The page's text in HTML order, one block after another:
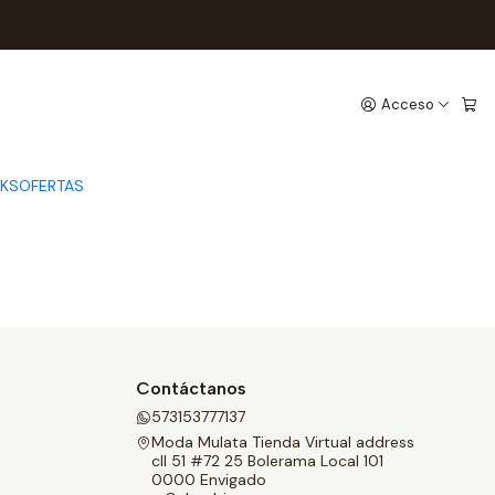
Acceso
OFERTAS
Contáctanos
573153777137
Moda Mulata Tienda Virtual address
cll 51 #72 25 Bolerama Local 101
0000 Envigado